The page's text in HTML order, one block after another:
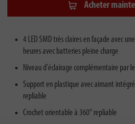
Acheter
4 LED SMD très claires en façade avec
heures avec batteries pleine charge
Niveau d'éclairage complémentaire par
Support en plastique avec aimant
repliable
Crochet orientable à 360° repliable